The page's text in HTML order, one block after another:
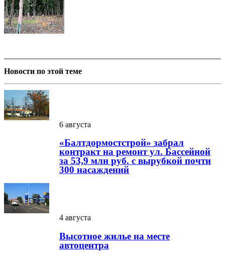
Новости по этой теме
6 августа
«Балтдормостстрой» забрал
контракт на ремонт ул. Бассейной
за 53,9 млн руб. с вырубкой почти
300 насаждений
4 августа
Высотное жилье на месте
автоцентра